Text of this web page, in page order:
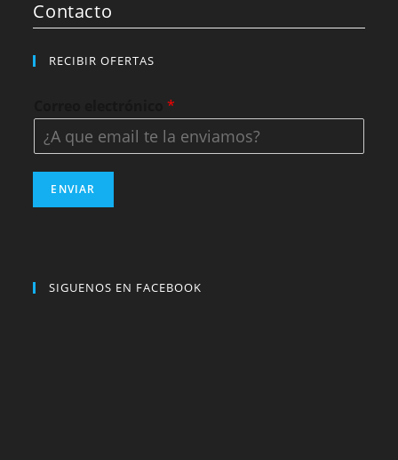
Contacto
RECIBIR OFERTAS
Correo electrónico*
ENVIAR
SIGUENOS EN FACEBOOK